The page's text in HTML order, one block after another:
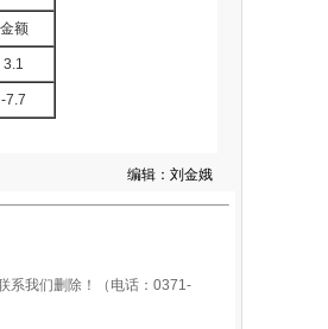
金额
3.1
-7.7
编辑：刘金娥
系我们删除！（电话：0371-